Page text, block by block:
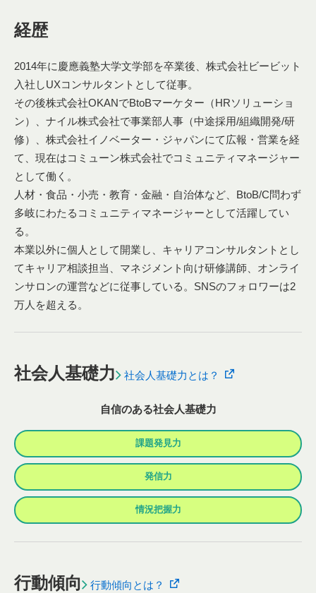
経歴
2014年に慶應義塾大学文学部を卒業後、株式会社ビービット
入社しUXコンサルタントとして従事。
その後株式会社OKANでBtoBマーケター（HRソリューショ
ン）、ナイル株式会社で事業部人事（中途採用/組織開発/研
修）、株式会社イノベーター・ジャパンにて広報・営業を経
て、現在はコミューン株式会社でコミュニティマネージャー
として働く。
人材・食品・小売・教育・金融・自治体など、BtoB/C問わず
多岐にわたるコミュニティマネージャーとして活躍してい
る。
本業以外に個人として開業し、キャリアコンサルタントとし
てキャリア相談担当、マネジメント向け研修講師、オンライ
ンサロンの運営などに従事している。SNSのフォロワーは2
万人を超える。
社会人基礎力 社会人基礎力とは？
自信のある社会人基礎力
課題発見力
発信力
情況把握力
行動傾向 行動傾向とは？